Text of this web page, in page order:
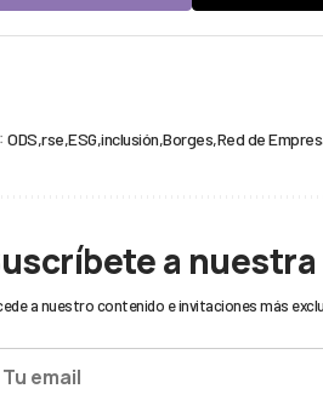
ODS rse ESG inclusión Borges Red de
a
a nuestro contenido e invitaciones más